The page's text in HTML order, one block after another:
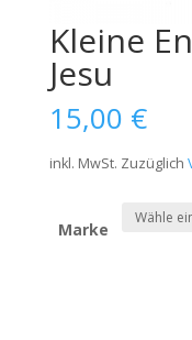
Kleine
Jesu
15,00 €
inkl. MwSt. Zuzüglich
Marke